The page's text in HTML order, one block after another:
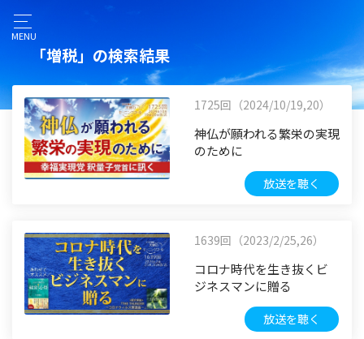
MENU
「増税」の検索結果
1725回（2024/10/19,20）
神仏が願われる繁栄の実現
のために
放送を聴く
1639回（2023/2/25,26）
コロナ時代を生き抜くビ
ジネスマンに贈る
放送を聴く